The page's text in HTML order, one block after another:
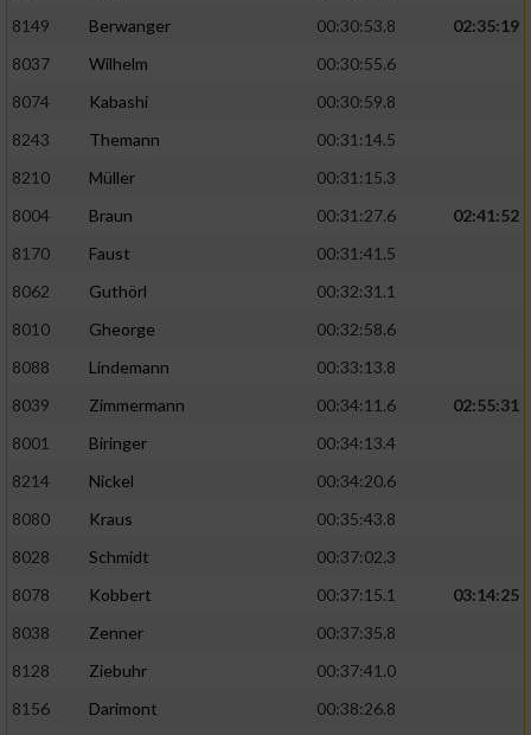
8149
Berwanger 00:30:53.8
02:35:19
8037
Wilhelm
00:30:55.6
8074
Kabashi
00:30:59.8
8243
Themann
00:31:14.5
8210
Müller
00:31:15.3
8004
Braun 00:31:27.6
02:41:52
8170
Faust
00:31:41.5
8062
Guthörl
00:32:31.1
8010
Gheorge
00:32:58.6
8088
Lindemann
00:33:13.8
8039
Zimmermann 00:34:11.6
02:55:31
8001
Biringer
00:34:13.4
8214
Nickel
00:34:20.6
8080
Kraus
00:35:43.8
8028
Schmidt
00:37:02.3
8078
Kobbert 00:37:15.1
03:14:25
8038
Zenner
00:37:35.8
8128
Ziebuhr
00:37:41.0
8156
Darimont
00:38:26.8